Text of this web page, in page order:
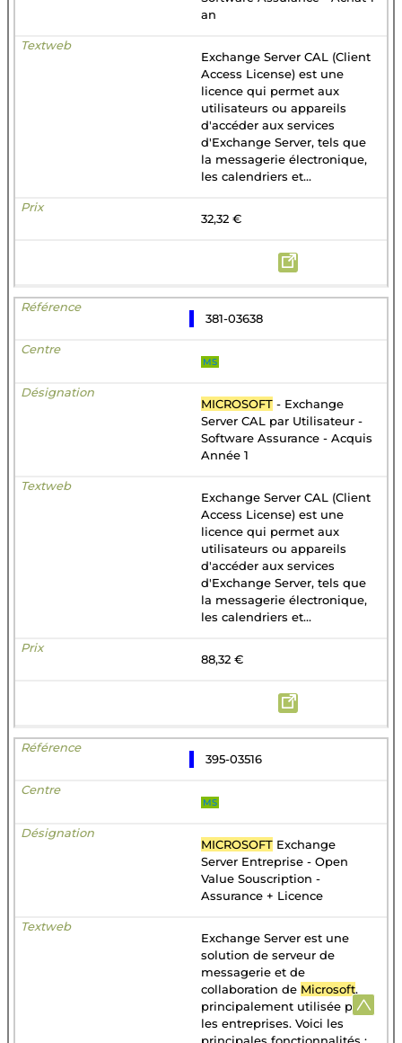
an
Exchange Server CAL (Client
Access License) est une
licence qui permet aux
utilisateurs ou appareils
d'accéder aux services
d'Exchange Server, tels que
la messagerie électronique,
les calendriers et...
32,32 €
381-03638
MS
MICROSOFT - Exchange
Server CAL par Utilisateur -
Software Assurance - Acquis
Année 1
Exchange Server CAL (Client
Access License) est une
licence qui permet aux
utilisateurs ou appareils
d'accéder aux services
d'Exchange Server, tels que
la messagerie électronique,
les calendriers et...
88,32 €
395-03516
MS
MICROSOFT Exchange
Server Entreprise - Open
Value Souscription -
Assurance + Licence
Exchange Server est une
solution de serveur de
messagerie et de
collaboration de Microsoft,
principalement utilisée par
les entreprises. Voici les